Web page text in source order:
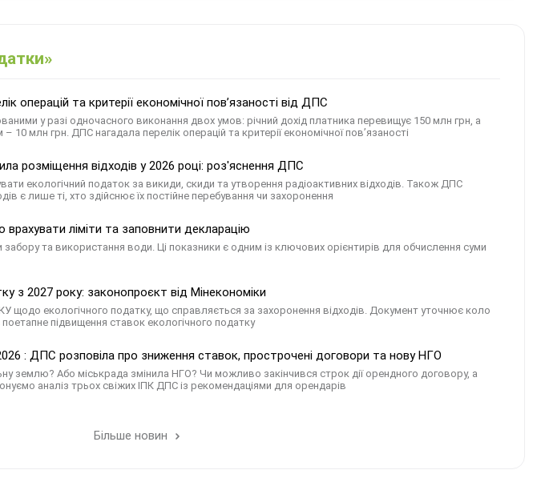
операцій та критерії економічної пов’язаності від ДПС
у разі одночасного виконання двох умов: річний дохід платника перевищує 150 млн грн, а
10 млн грн. ДПС нагадала перелік операцій та критерії економічної пов’язаності
розміщення відходів у 2026 році: роз'яснення ДПС
екологічний податок за викиди, скиди та утворення радіоактивних відходів. Також ДПС
є лише ті, хто здійснює їх постійне перебування чи захоронення
ліміти та заповнити декларацію
забору та використання води. Ці показники є одним із ключових орієнтирів для обчислення суми
з 2027 року: законопроєкт від Мінекономіки
щодо екологічного податку, що справляється за захоронення відходів. Документ уточнює коло
підвищення ставок екологічного податку
: ДПС розповіла про зниження ставок, прострочені договори та нову НГО
землю? Або міськрада змінила НГО? Чи можливо закінчився строк дії орендного договору, а
аналіз трьох свіжих ІПК ДПС із рекомендаціями для орендарів
Більше новин